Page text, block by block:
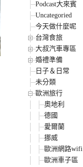
Podcast大來賓
Uncategoried
今天做什麼呢
台灣食旅
大叔汽車專區
婚禮準備
日子＆日常
未分類
歐洲旅行
奧地利
德國
愛爾蘭
挪威
歐洲網路wifi
歐洲車子區